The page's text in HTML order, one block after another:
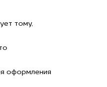
тому,
оформления